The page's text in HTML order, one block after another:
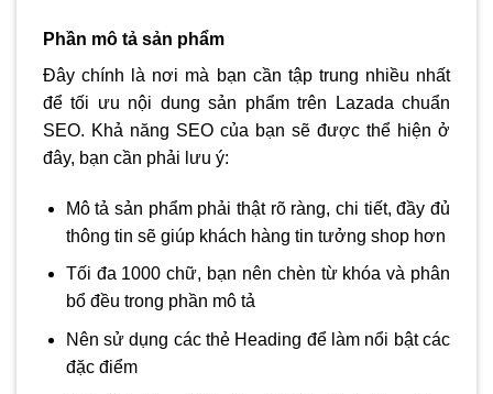
Phần mô tả sản phẩm
Đây chính là nơi mà bạn cần tập trung nhiều nhất
để tối ưu nội dung sản phẩm trên Lazada chuẩn
SEO. Khả năng SEO của bạn sẽ được thể hiện ở
đây, bạn cần phải lưu ý:
Mô tả sản phẩm phải thật rõ ràng, chi tiết, đầy đủ
thông tin sẽ giúp khách hàng tin tưởng shop hơn
Tối đa 1000 chữ, bạn nên chèn từ khóa và phân
bổ đều trong phần mô tả
Nên sử dụng các thẻ Heading để làm nổi bật các
đặc điểm